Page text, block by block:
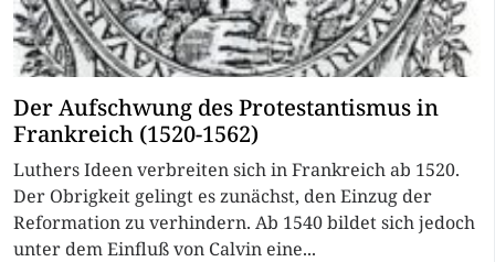
Der Aufschwung des Protestantismus in
Frankreich (1520-1562)
Luthers Ideen verbreiten sich in Frankreich ab 1520.
Der Obrigkeit gelingt es zunächst, den Einzug der
Reformation zu verhindern. Ab 1540 bildet sich jedoch
unter dem Einfluß von Calvin eine...